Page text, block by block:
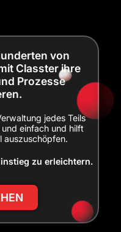
von
Classter ihre
Prozesse
jedes Teils
einfach und hilft
auszuschöpfen.
zu erleichtern.